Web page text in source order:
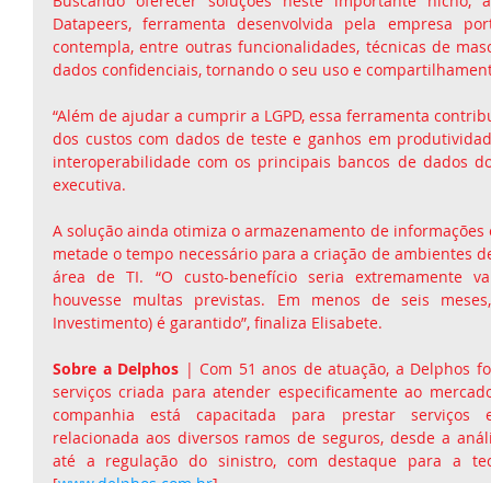
Datapeers, ferramenta desenvolvida pela empresa
contempla, entre outras funcionalidades, técnicas de
dados confidenciais, tornando o seu uso e
“Além de ajudar a cumprir a LGPD, essa ferramenta
dos custos com dados de teste e ganhos em
interoperabilidade com os principais bancos de dados
executiva.
A solução ainda otimiza o armazenamento de
metade o tempo necessário para a criação de ambientes
área de TI. “O custo-benefício seria extremamente
houvesse multas previstas. Em menos de seis
Investimento) é garantido”, finaliza Elisabete.
Sobre a Delphos | Com 51 anos de atuação, a Delphos
serviços criada para atender especificamente ao
companhia está capacitada para prestar serviços
relacionada aos diversos ramos de seguros, desde a
até a regulação do sinistro, com destaque para a